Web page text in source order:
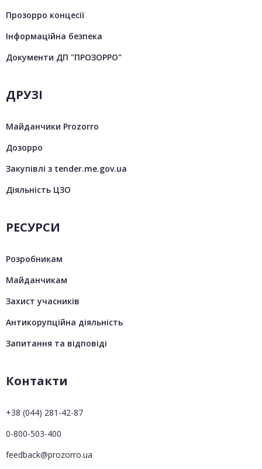
Прозорро концесії
Інформаційна безпека
Документи ДП "ПРОЗОРРО"
ДРУЗІ
Майданчики Prozorro
Дозорро
Закупівлі з tender.me.gov.ua
Діяльність ЦЗО
РЕСУРСИ
Розробникам
Майданчикам
Захист учасників
Антикорупційна діяльність
Запитання та відповіді
Контакти
+38 (044) 281-42-87
0-800-503-400
feedback@prozorro.ua